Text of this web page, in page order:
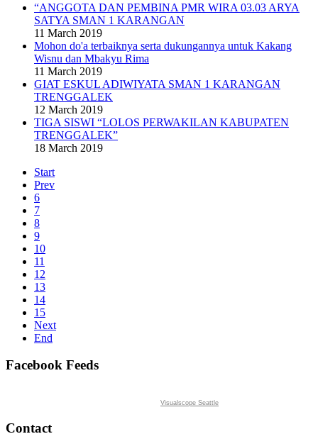
“ANGGOTA DAN PEMBINA PMR WIRA 03.03 ARYA
SATYA SMAN 1 KARANGAN
11 March 2019
Mohon do'a terbaiknya serta dukungannya untuk Kakang
Wisnu dan Mbakyu Rima
11 March 2019
GIAT ESKUL ADIWIYATA SMAN 1 KARANGAN
TRENGGALEK
12 March 2019
TIGA SISWI “LOLOS PERWAKILAN KABUPATEN
TRENGGALEK”
18 March 2019
Start
Prev
6
7
8
9
10
11
12
13
14
15
Next
End
Facebook Feeds
Visualscope Seattle
Contact